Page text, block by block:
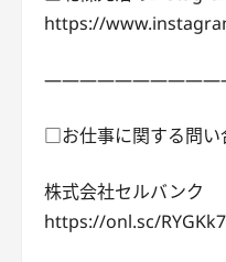
https://
□お仕事に関する問い
株式会社セルバンク
https://onl.sc/